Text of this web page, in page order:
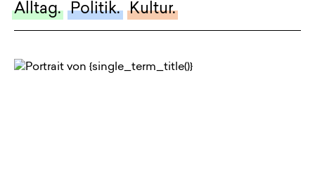
Alltag. Politik. Kultur.
Politik.
Kultur.
Blog.